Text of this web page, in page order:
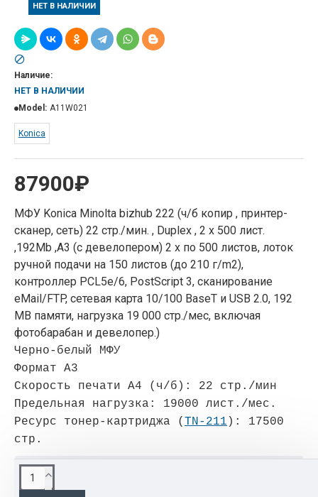
НЕТ В НАЛИЧИИ
87900₽
Наличие:
НЕТ В НАЛИЧИИ
Model: A11W021
Konica
МФУ Konica Minolta bizhub 222 (ч/б копир , принтер-
сканер, сеть) 22 стр./мин. , Duplex , 2 x 500 лист.
,192Mb ,А3 (с девелопером) 2 х по 500 листов, лоток
ручной подачи на 150 листов (до 210 г/m2),
контроллер PCL5e/6, PostScript 3, сканирование
eMail/FTP, сетевая карта 10/100 BaseT и USB 2.0, 192
МВ памяти, нагрузка 19 000 стр./мес, включая
фотобарабан и девелопер.)
Черно-белый МФУ
Формат A3
Скорость печати A4 (ч/б): 22 стр./мин
Предельная нагрузка: 19000 лист./мес.
Реcурс тонер-картриджа ( TN-211 ): 17500
стр.
ОПИСАНИЕ